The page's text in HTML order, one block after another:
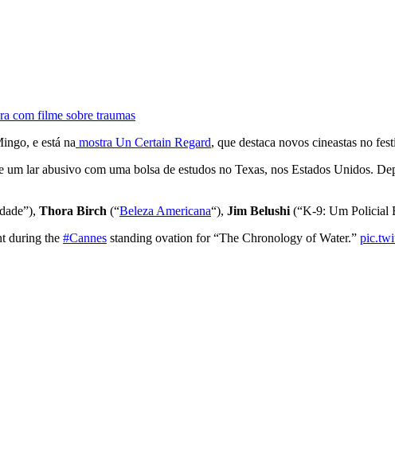
com filme sobre traumas
e está na mostra Un Certain Regard, que destaca novos cineastas no
lar abusivo com uma bolsa de estudos no Texas, nos Estados Unidos.
Thora Birch (“Beleza Americana“), Jim Belushi (“K-9: Um Policial
during the #Cannes standing ovation for “The Chronology of Water.”